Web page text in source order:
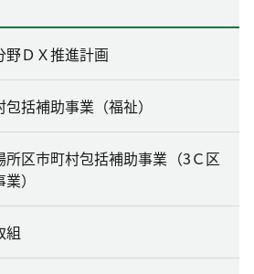
ＤＸ推進計画
括補助事業（福祉）
区市町村包括補助事業（3Ｃ区
）
組